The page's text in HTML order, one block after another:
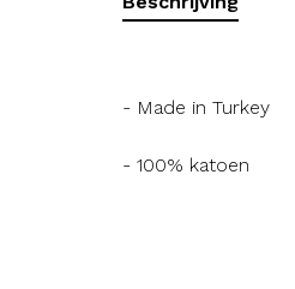
- Made in Turkey
- 100% katoen